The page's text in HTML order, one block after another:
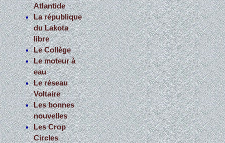
Atlantide
La république
du Lakota
libre
Le Collège
Le moteur à
eau
Le réseau
Voltaire
Les bonnes
nouvelles
Les Crop
Circles